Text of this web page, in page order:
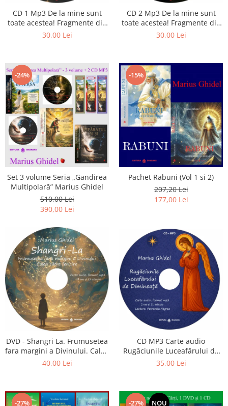
Literatura
Psihologie
Stiinta
CD 1 Mp3 De la mine sunt
toate acestea! Fragmente din
cărțile lui Marius Ghidel
30,00 Lei
CD 2 Mp3 De la mine sunt
toate acestea! Fragmente din
cărțile lui Marius Ghidel
30,00 Lei
-24%
Set 3 volume Seria „Gandirea
Multipolară” Marius Ghidel
510,00 Lei
390,00 Lei
-15%
Pachet Rabuni (Vol 1 si 2)
207,20 Lei
177,00 Lei
DVD - Shangri La. Frumusetea
fara margini a Divinului. Calea
catre fericire
40,00 Lei
CD MP3 Carte audio
Rugăciunile Luceafărului de
dimineață
35,00 Lei
-27% -27% NOU